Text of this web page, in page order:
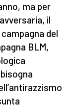
ma per
il
del
BLM,